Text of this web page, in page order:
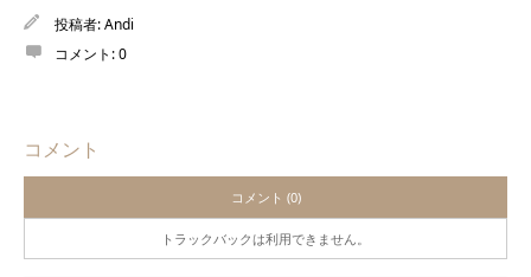
投稿者:Andi
コメント:0
コメント
コメント (0)
トラックバックは利用できません。